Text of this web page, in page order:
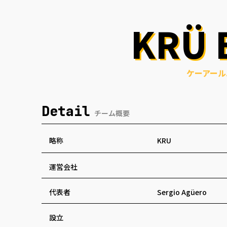
KRÜ
ケーアー
Detail チーム概要
略称 KRU
運営会社
代表者 Sergio Agüero
設立